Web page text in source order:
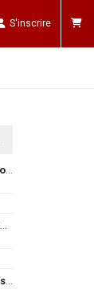
S'inscrire